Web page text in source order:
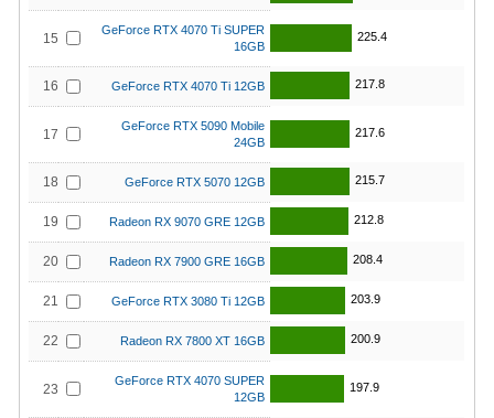
15
GeForce RTX 4070 Ti SUPER
16GB
225.4
16 GeForce RTX 4070 Ti 12GB 217.8
17
GeForce RTX 5090 Mobile
24GB
217.6
18 GeForce RTX 5070 12GB 215.7
19 Radeon RX 9070 GRE 12GB 212.8
20 Radeon RX 7900 GRE 16GB 208.4
21 GeForce RTX 3080 Ti 12GB 203.9
22 Radeon RX 7800 XT 16GB 200.9
23
GeForce RTX 4070 SUPER
12GB
197.9